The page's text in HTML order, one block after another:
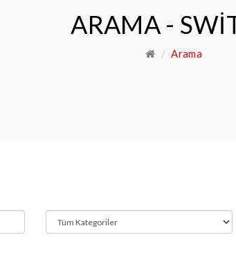
ARAMA -
Arama